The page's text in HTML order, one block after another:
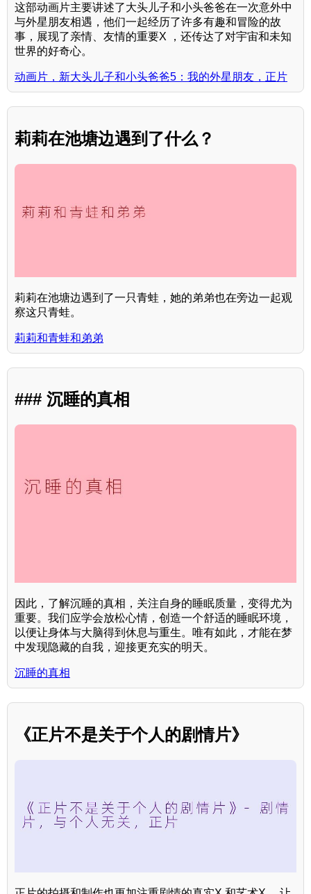
这部动画片主要讲述了大头儿子和小头爸爸在一次意外中
与外星朋友相遇，他们一起经历了许多有趣和冒险的故
事，展现了亲情、友情的重要X ，还传达了对宇宙和未知
世界的好奇心。
动画片，新大头儿子和小头爸爸5：我的外星朋友，正片
莉莉在池塘边遇到了什么？
莉莉在池塘边遇到了一只青蛙，她的弟弟也在旁边一起观
察这只青蛙。
莉莉和青蛙和弟弟
### 沉睡的真相
因此，了解沉睡的真相，关注自身的睡眠质量，变得尤为
重要。我们应学会放松心情，创造一个舒适的睡眠环境，
以便让身体与大脑得到休息与重生。唯有如此，才能在梦
中发现隐藏的自我，迎接更充实的明天。
沉睡的真相
《正片不是关于个人的剧情片》